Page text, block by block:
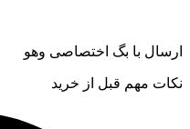
ارسال با بگ اختصاصی وهو
نکات مهم قبل از خرید